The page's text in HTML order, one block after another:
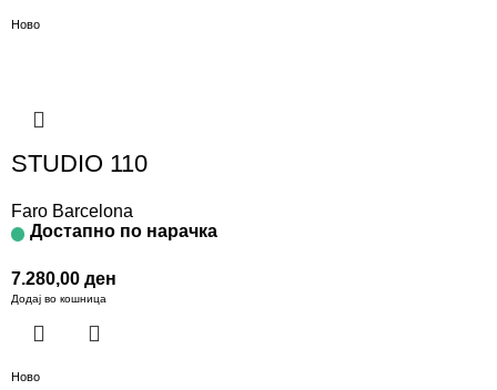
Ново
STUDIO 110
Faro Barcelona
Достапно по нарачка
7.280,00 ден
Додај во кошница
Ново